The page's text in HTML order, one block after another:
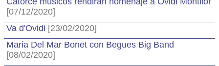
[07/12/2020]
Va d'Ovidi [23/02/2020]
Maria Del Mar Bonet con Begues Big Band
[08/02/2020]